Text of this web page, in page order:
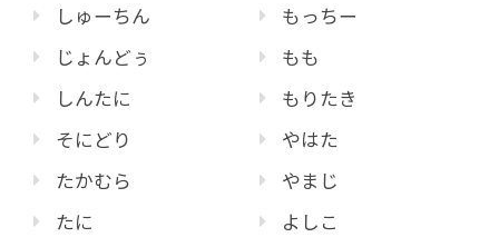
しゅーちん
じょんどぅ
しんたに
そにどり
たかむら
たに
もっちー
もも
もりたき
やはた
やまじ
よしこ